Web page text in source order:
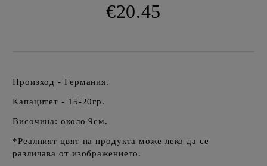
€20.45
Произход - Германия.
Капацитет - 15-20гр.
Височина: около 9см.
*Реалният цвят на продукта може леко да се
различава от изображението.